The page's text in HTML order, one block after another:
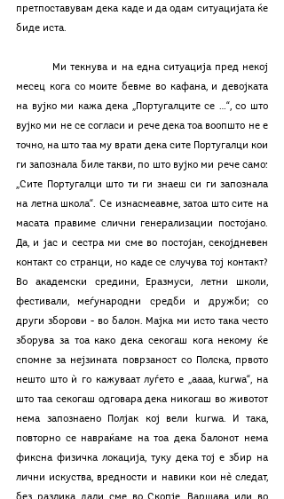
претпоставувам дека каде и да одам ситуацијата ќе
биде иста.
месец кога со моите бевме во кафана, и девојката
на вујко ми кажа дека „Португалците се …“, со што
вујко ми не се согласи и рече дека тоа воопшто не е
точно, на што таа му врати дека сите Португалци кои
ги запознала биле такви, по што вујко ми рече само:
„Сите Португалци што ти ги знаеш си ги запознала
на летна школа“. Се изнасмеавме, затоа што сите на
масата правиме слични генерализации постојано.
Да, и јас и сестра ми сме во постојан, секојдневен
контакт со странци, но каде се случува тој контакт?
Во академски средини, Еразмуси, летни школи,
фестивали, меѓународни средби и дружби; со
други зборови - во балон. Мајка ми исто така често
зборува за тоа како дека секогаш кога некому ќе
спомне за нејзината поврзаност со Полска, првото
нешто што ѝ го кажуваат луѓето е „аааа, kurwa“, на
што таа секогаш одговара дека никогаш во животот
нема запознаено Полјак кој вели kurwa. И така,
повторно се навраќаме на тоа дека балонот нема
фиксна физичка локација, туку дека тој е збир на
лични искуства, вредности и навики кои нè следат,